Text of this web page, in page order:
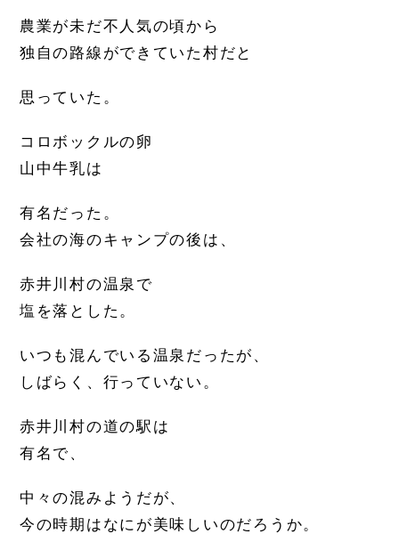
農業が未だ不人気の頃から
独自の路線ができていた村だと
思っていた。
コロボックルの卵
山中牛乳は
有名だった。
会社の海のキャンプの後は、
赤井川村の温泉で
塩を落とした。
いつも混んでいる温泉だったが、
しばらく、行っていない。
赤井川村の道の駅は
有名で、
中々の混みようだが、
今の時期はなにが美味しいのだろうか。